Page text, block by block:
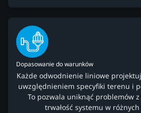
Dopasowanie do warunków
Każde odwodnienie liniowe
uwzględnieniem specyfiki terenu i
To pozwala uniknąć problemów
trwałość systemu w